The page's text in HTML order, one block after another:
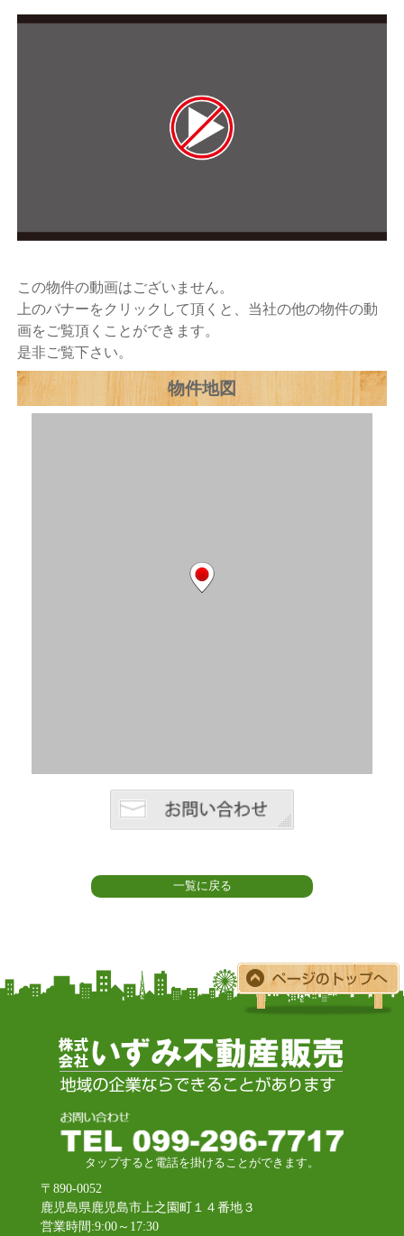
この物件の動画はございません。
上のバナーをクリックして頂くと、当社の他の物件の動
画をご覧頂くことができます。
是非ご覧下さい。
物件地図
一覧に戻る
タップすると電話を掛けることができます。
〒890-0052
鹿児島県鹿児島市上之園町１４番地３
営業時間:9:00～17:30